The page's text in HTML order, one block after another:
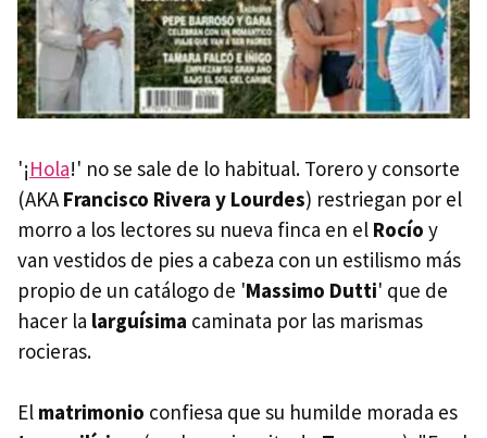
'¡Hola!' no se sale de lo habitual. Torero y consorte
(AKAFrancisco Rivera y Lourdes) restriegan por el
morro a los lectores su nueva finca en el Rocío y
van vestidos de pies a cabeza con un estilismo más
propio de un catálogo de 'Massimo Dutti' que de
hacer la larguísima caminata por las marismas
rocieras.
El matrimonio confiesa que su humilde morada es